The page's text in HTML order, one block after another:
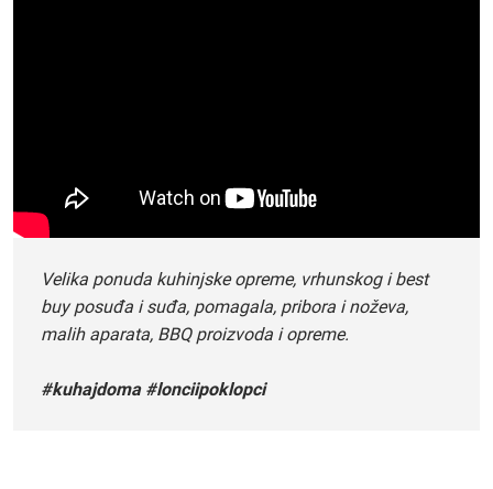
Velika ponuda kuhinjske opreme, vrhunskog i best
buy posuđa i suđa, pomagala, pribora i noževa,
malih aparata, BBQ proizvoda i opreme.
#kuhajdoma #lonciipoklopci